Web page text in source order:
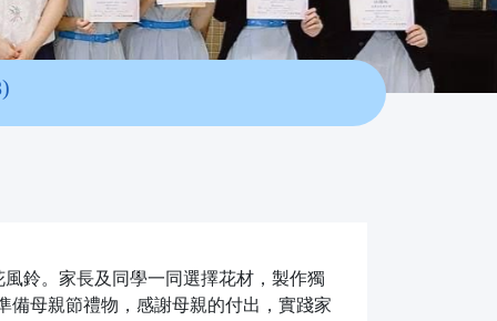
鈴。家長及同學一同選擇花材，製作獨
備母親節禮物，感謝母親的付出，實踐家